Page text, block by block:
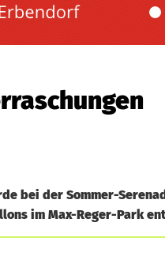
bei der Sommer-
im Max-Reger-Park